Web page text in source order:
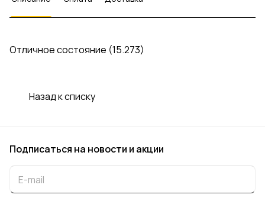
Отличное состояние (15.273)
Назад к списку
Подписаться на новости и акции